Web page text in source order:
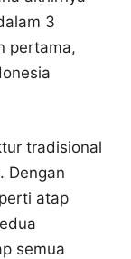
3
pertama,
tradisional
Dengan
atap
semua